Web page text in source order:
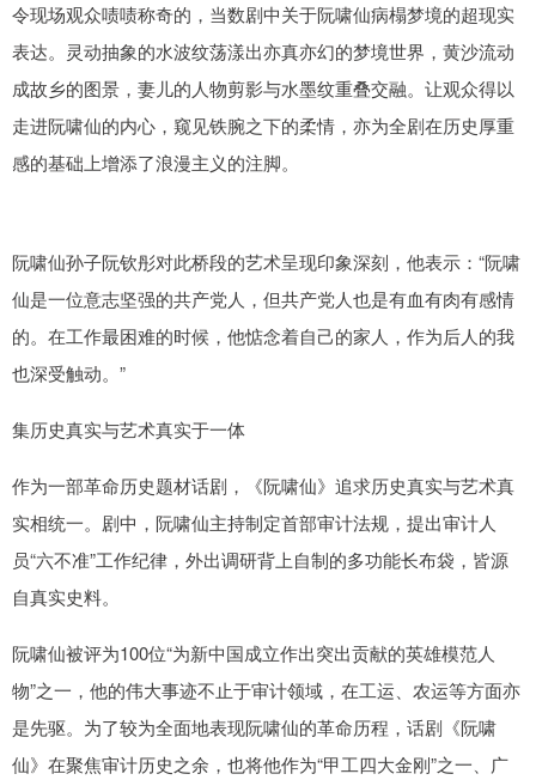
令现场观众啧啧称奇的，当数剧中关于阮啸仙病榻梦境的超现实
表达。灵动抽象的水波纹荡漾出亦真亦幻的梦境世界，黄沙流动
成故乡的图景，妻儿的人物剪影与水墨纹重叠交融。让观众得以
走进阮啸仙的内心，窥见铁腕之下的柔情，亦为全剧在历史厚重
感的基础上增添了浪漫主义的注脚。
阮啸仙孙子阮钦彤对此桥段的艺术呈现印象深刻，他表示：“阮啸
仙是一位意志坚强的共产党人，但共产党人也是有血有肉有感情
的。在工作最困难的时候，他惦念着自己的家人，作为后人的我
也深受触动。”
集历史真实与艺术真实于一体
作为一部革命历史题材话剧，《阮啸仙》追求历史真实与艺术真
实相统一。剧中，阮啸仙主持制定首部审计法规，提出审计人
员“六不准”工作纪律，外出调研背上自制的多功能长布袋，皆源
自真实史料。
阮啸仙被评为100位“为新中国成立作出突出贡献的英雄模范人
物”之一，他的伟大事迹不止于审计领域，在工运、农运等方面亦
是先驱。为了较为全面地表现阮啸仙的革命历程，话剧《阮啸
仙》在聚焦审计历史之余，也将他作为“甲工四大金刚”之一、广